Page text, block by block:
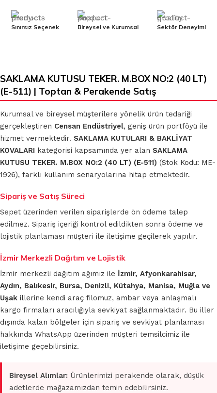
Sınırsız Seçenek Bireysel ve Kurumsal Sektör Deneyimi
SAKLAMA KUTUSU TEKER. M.BOX NO:2 (40 LT)
(E-511) | Toptan & Perakende Satış
Kurumsal ve bireysel müşterilere yönelik ürün tedariği
gerçekleştiren Censan Endüstriyel, geniş ürün portföyü ile
hizmet vermektedir. SAKLAMA KUTULARI & BAKLİYAT
KOVALARI kategorisi kapsamında yer alan SAKLAMA
KUTUSU TEKER. M.BOX NO:2 (40 LT) (E-511) (Stok Kodu: ME-
1926), farklı kullanım senaryolarına hitap etmektedir.
Sipariş ve Satış Süreci
Sepet üzerinden verilen siparişlerde ön ödeme talep
edilmez. Sipariş içeriği kontrol edildikten sonra ödeme ve
lojistik planlaması müşteri ile iletişime geçilerek yapılır.
İzmir Merkezli Dağıtım ve Lojistik
İzmir merkezli dağıtım ağımız ile İzmir, Afyonkarahisar,
Aydın, Balıkesir, Bursa, Denizli, Kütahya, Manisa, Muğla ve
Uşak illerine kendi araç filomuz, ambar veya anlaşmalı
kargo firmaları aracılığıyla sevkiyat sağlanmaktadır. Bu iller
dışında kalan bölgeler için sipariş ve sevkiyat planlaması
hakkında WhatsApp üzerinden müşteri temsilcimiz ile
iletişime geçebilirsiniz.
Bireysel Alımlar: Ürünlerimizi perakende olarak, düşük
adetlerde mağazamızdan temin edebilirsiniz.